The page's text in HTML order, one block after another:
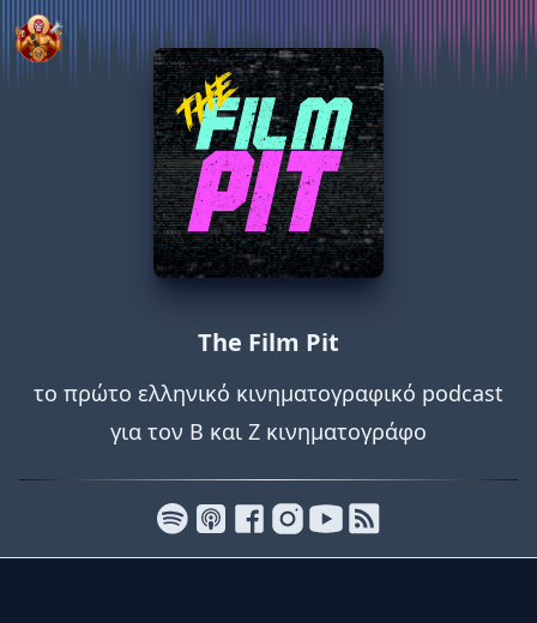
The Film Pit
το πρώτο ελληνικό κινηματογραφικό podcast
για τον Β και Ζ κινηματογράφο
Που μας βρίσκεις